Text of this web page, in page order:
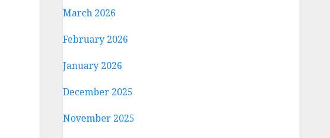
March 2026
February 2026
January 2026
December 2025
November 2025